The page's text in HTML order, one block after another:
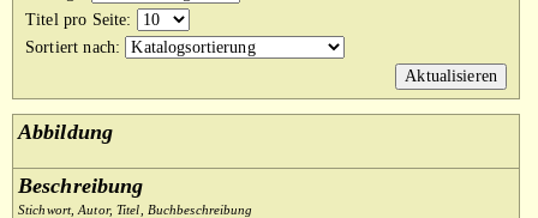
Warenkorb
AGB
Titel pro Seite:
Sortiert nach:
Abbildung
Beschreibung
Stichwort, Autor, Titel, Buchbeschreibung